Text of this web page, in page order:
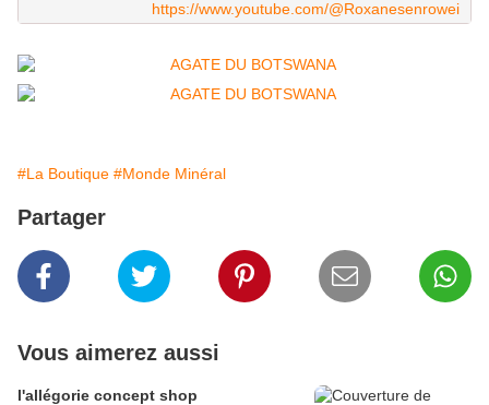
https://www.youtube.com/@Roxanesenrowei
#La Boutique #Monde Minéral
Partager
Vous aimerez aussi
l'allégorie concept shop